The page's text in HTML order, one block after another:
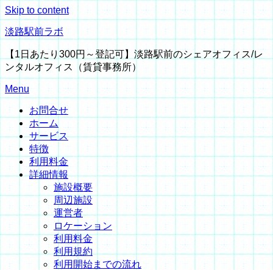
Skip to content
淡路駅前ラボ
【1日あたり300円～登記可】淡路駅前のシェアオフィス/レ
ンタルオフィス（賃貸事務所）
Menu
お問合せ
ホーム
サービス
特徴
利用料金
詳細情報
施設概要
周辺施設
運営者
ロケーション
利用料金
利用規約
利用開始までの流れ